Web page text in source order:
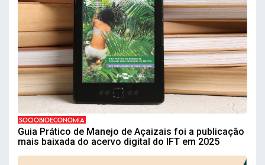
SOCIOBIOECONOMIA
Guia Prático de Manejo de Açaizais foi a publicação
mais baixada do acervo digital do IFT em 2025